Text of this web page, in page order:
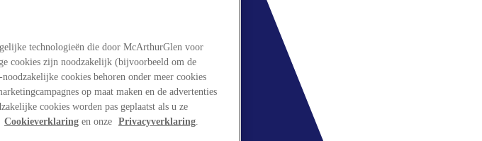
technologieën die door McArthurGlen voor
cookies zijn noodzakelijk (bijvoorbeeld om de
cookies behoren onder meer cookies
op maat maken en de advertenties
cookies worden pas geplaatst als u ze
Cookieverklaring en onze Privacyverklaring.